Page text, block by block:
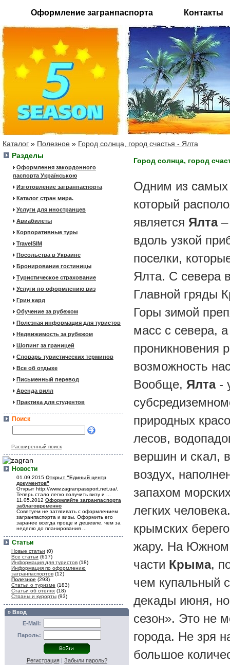
Оформление загранпаспорта Контакты
Каталог » Полезное » Город солнца, город счастья - Ялта
Разделы
Оформлення закордонного
паспорта Українською
Изготовление загранпаспорта
Каталог стран мира.
Услуги для иностранцев
Авиабилеты
Корпоративные туры
TravelSIM
Посольства в Украине
Бронирование гостиницы
Туристическое страхование
Услуги по оформлению виз
Грин кард
Обучение за рубежом
Полезная информация для туристов
Недвижимость за рубежом
Шопинг за границей
Словарь туристических терминов
Все об отдыхе
Письменный перевод
Аренда вилл
Практика для студентов
Поиск
Расширенный поиск
Новости
01.09.2015 Открыт "Единый центр
документов"
Открыт http://www.zagranpassport.net.ua/,
Теперь стало легко получить визу и ...
11.05.2012 Оформляйте загранпаспорта
заблаговременно
Советуем не затягивать с оформлением
загранпаспорта и визы. Оформить его
заранее всегда проще и дешевле, чем за
неделю до планирования ...
Статьи
Новые статьи (0)
Все статьи (617)
Информация для туристов (18)
Информация по оформлению
загранпаспортов (12)
Полезное (293)
Статьи о туризме (183)
Статьи об отелях (18)
Страны и курорты (93)
» Вход
E-Mail:
Пароль:
Регистрация| Забыли пароль?
Город солнца, город
Одним из самых
который
является Ялта
вдоль узкой
поселки,
Ялта. С севера
Главной гряды
Горы зимой
масс с севера,
проникновения
возможность
Вообще, Ялта -
природных
лесов,
вершин и скал,
воздух,
запахом
легких
крымских
жару. На Южном
части Крыма,
чем купальный
декады июня, но
сезон». Это не
города. Не зря
большое